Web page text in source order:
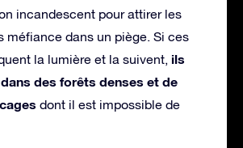
incandescent pour attirer les
méfiance dans un piège. Si ces
la lumière et la suivent, ils
des forêts denses et de
dont il est impossible de